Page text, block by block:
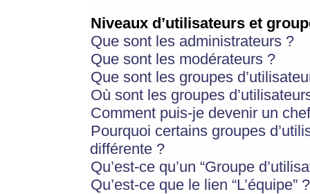
Niveaux d’utilisateurs et
Que sont les administrateurs ?
Que sont les modérateurs ?
Que sont les groupes
Où sont les groupes
Comment puis-je devenir un
Pourquoi certains groupes
différente ?
Qu’est-ce qu’un “Groupe
Qu’est-ce que le lien “L’équipe” ?